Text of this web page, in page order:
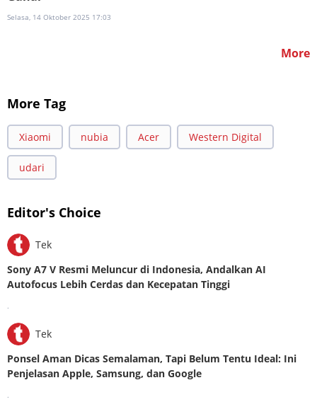
Selasa, 14 Oktober 2025 17:03
More
More Tag
Xiaomi nubia Acer Western Digital
udari
Editor's Choice
Tek
Sony A7 V Resmi Meluncur di Indonesia, Andalkan AI
Autofocus Lebih Cerdas dan Kecepatan Tinggi
Tek
Ponsel Aman Dicas Semalaman, Tapi Belum Tentu Ideal: Ini
Penjelasan Apple, Samsung, dan Google